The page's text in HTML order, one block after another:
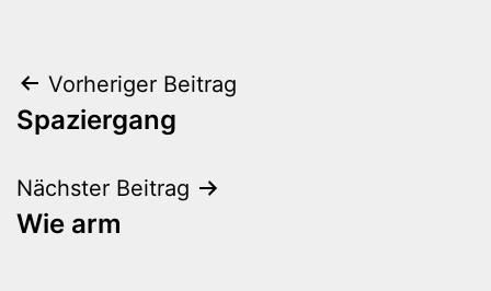
Beitragsnavigation
Vorheriger Beitrag
Spaziergang
Nächster Beitrag
Wie arm